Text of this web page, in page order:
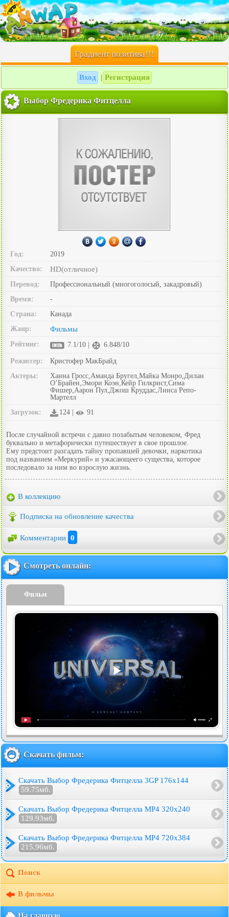
Градиент позитива!!!
Вход Регистрация
Выбор Фредерика Фитцелла
Год:
2019
Качество:
HD(отличное)
Перевод:
Профессиональный (многоголосый, закадровый)
Время:
-
Страна:
Канада
Жанр:
Фильмы
Рейтинг: 7.1/10 | 6.848/10
Режиссер:
Кристофер МакБрайд
Актеры:
Ханна Гросс,Аманда Бругел,Майка Монро,Дилан
О’Брайен,Эмори Коэн,Кейр Гилкрист,Сима
Фишер,Аарон Пул,Джош Круддас,Лииса Репо-
Мартелл
Загрузок:
124 | 91
После случайной встречи с давно позабытым человеком, Фред
буквально и метафорически путешествует в свое прошлое.
Ему предстоит разгадать тайну пропавшей девочки, наркотика
под названием «Меркурий» и ужасающеего существа, которое
последовало за ним во взрослую жизнь.
В коллекцию
Подписка на обновление качества
Комментарии 0
Смотреть онлайн:
Фильм
Скачать фильм:
Скачать Выбор Фредерика Фитцелла 3GP 176x144
59.75мб.
Скачать Выбор Фредерика Фитцелла MP4 320x240
129.93мб.
Скачать Выбор Фредерика Фитцелла MP4 720x384
215.96мб.
Поиск
В фильмы